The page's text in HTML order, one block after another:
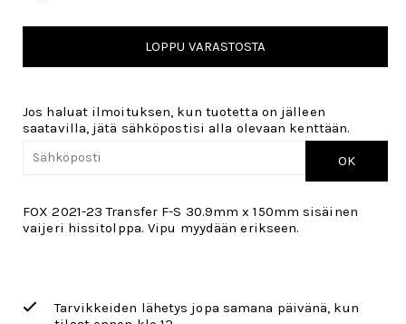
LOPPU VARASTOSTA
Jos haluat ilmoituksen, kun tuotetta on jälleen
saatavilla, jätä sähköpostisi alla olevaan kenttään.
OK
FOX 2021-23 Transfer F-S 30.9mm x 150mm sisäinen
vaijeri hissitolppa. Vipu myydään erikseen.
Tarvikkeiden lähetys jopa samana päivänä, kun